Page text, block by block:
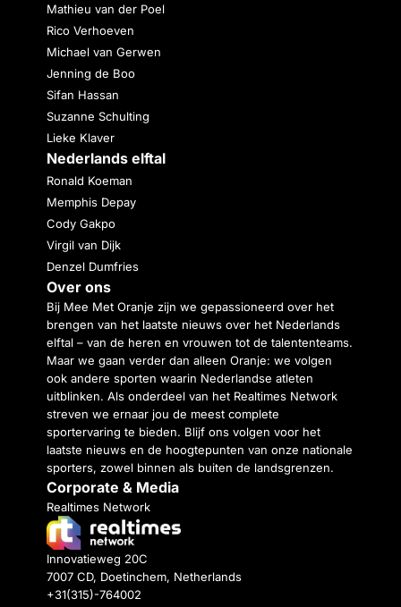
Mathieu van der Poel
Rico Verhoeven
Michael van Gerwen
Jenning de Boo
Sifan Hassan
Suzanne Schulting
Lieke Klaver
Nederlands elftal
Ronald Koeman
Memphis Depay
Cody Gakpo
Virgil van Dijk
Denzel Dumfries
Over ons
Bij Mee Met Oranje zijn we gepassioneerd over het
brengen van het laatste nieuws over het Nederlands
elftal – van de heren en vrouwen tot de talententeams.
Maar we gaan verder dan alleen Oranje: we volgen
ook andere sporten waarin Nederlandse atleten
uitblinken. Als onderdeel van het Realtimes Network
streven we ernaar jou de meest complete
sportervaring te bieden. Blijf ons volgen voor het
laatste nieuws en de hoogtepunten van onze nationale
sporters, zowel binnen als buiten de landsgrenzen.
Corporate & Media
Realtimes Network
Innovatieweg 20C
7007 CD, Doetinchem, Netherlands
+31(315)-764002